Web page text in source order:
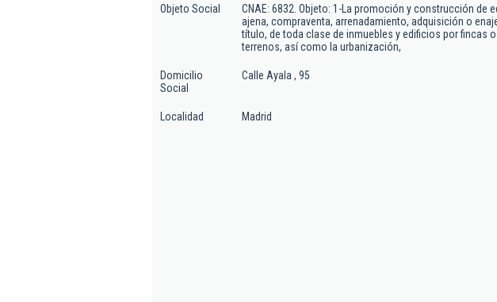
Objeto Social
CNAE: 6832. Objeto: 1-La promoción y construcción de
ajena, compraventa, arrenadamiento, adquisición o
título, de toda clase de inmuebles y edificios por fincas
terrenos, así como la urbanización,
Domicilio
Social
Calle Ayala , 95
Localidad Madrid